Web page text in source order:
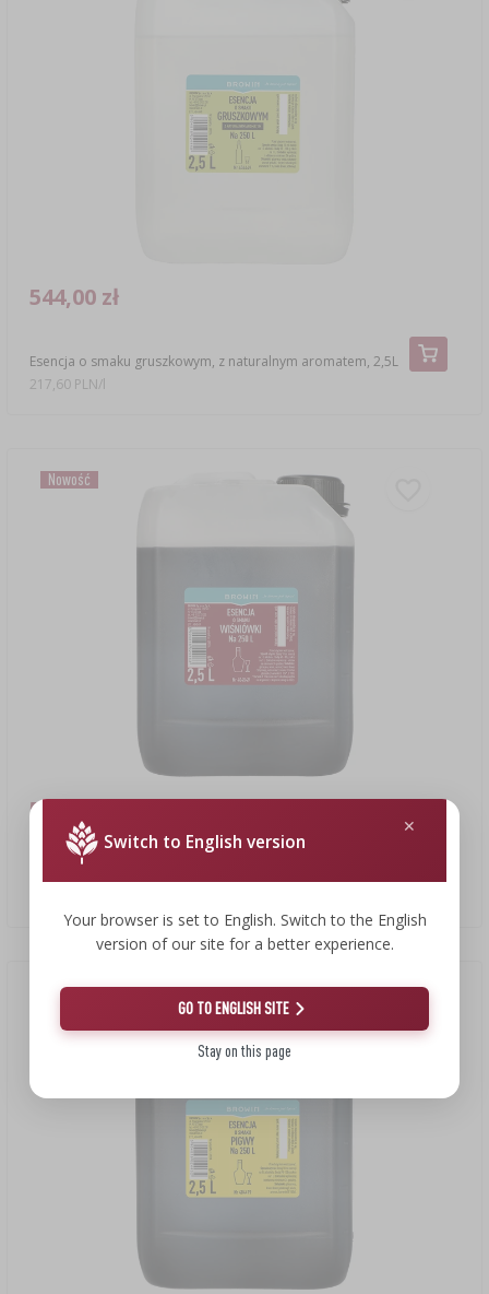
Esencja o smaku gruszkowym, z naturalnym aromatem, 2,5L
544,00 zł
217,60 PLN/l
Nowość
544,00 zł
Nowość
Switch to English version
Your browser is set to English. Switch to the English
version of our site for a better experience.
GO TO ENGLISH SITE
Stay on this page